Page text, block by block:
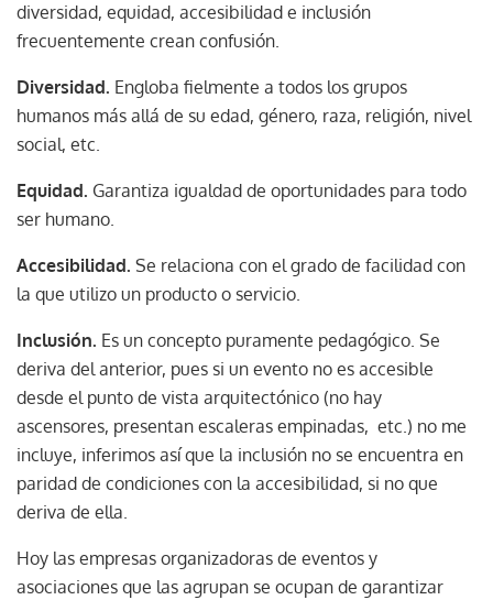
diversidad, equidad, accesibilidad e inclusión
frecuentemente crean confusión.
Diversidad. Engloba fielmente a todos los grupos
humanos más allá de su edad, género, raza, religión, nivel
social, etc.
Equidad. Garantiza igualdad de oportunidades para todo
ser humano.
Accesibilidad. Se relaciona con el grado de facilidad con
la que utilizo un producto o servicio.
Inclusión. Es un concepto puramente pedagógico. Se
deriva del anterior, pues si un evento no es accesible
desde el punto de vista arquitectónico (no hay
ascensores, presentan escaleras empinadas, etc.) no me
incluye, inferimos así que la inclusión no se encuentra en
paridad de condiciones con la accesibilidad, si no que
deriva de ella.
Hoy las empresas organizadoras de eventos y
asociaciones que las agrupan se ocupan de garantizar